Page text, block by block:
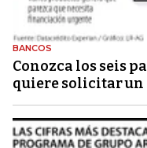
BANCOS
Conozca los seis
quiere solicitar un